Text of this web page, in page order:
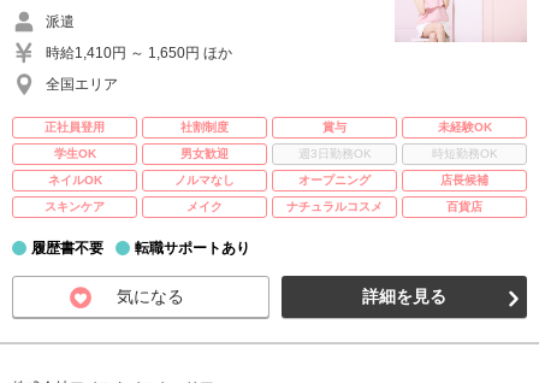
派遣
時給1,410円 ～ 1,650円 ほか
全国エリア
正社員登用 社割制度 賞与
未経験OK
学生OK
男女歓迎 週3日勤務OK
時短勤務OK
ネイルOK
ノルマなし オープニング
店長候補
スキンケア
メイク ナチュラルコスメ 百貨店
履歴書不要 転職サポートあり
気になる 詳細を見る